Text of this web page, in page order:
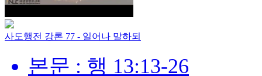
사도행전 강론 77 - 일어나 말하되
본문 : 행 13:13-26